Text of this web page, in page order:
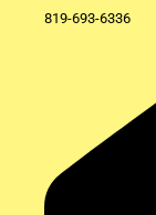
819-693-6336